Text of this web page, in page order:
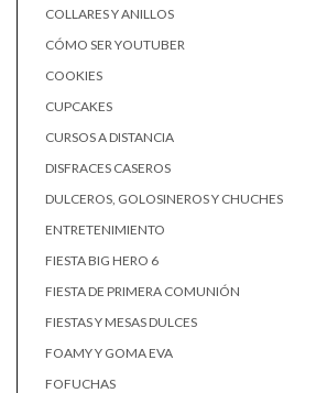
COLLARES Y ANILLOS
CÓMO SER YOUTUBER
COOKIES
CUPCAKES
CURSOS A DISTANCIA
DISFRACES CASEROS
DULCEROS, GOLOSINEROS Y CHUCHES
ENTRETENIMIENTO
FIESTA BIG HERO 6
FIESTA DE PRIMERA COMUNIÓN
FIESTAS Y MESAS DULCES
FOAMY Y GOMA EVA
FOFUCHAS